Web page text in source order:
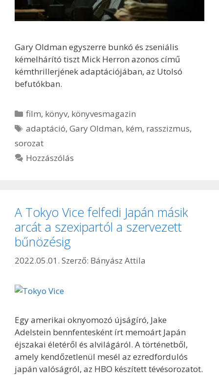
Gary Oldman egyszerre bunkó és zseniális
kémelhárító tiszt Mick Herron azonos című
kémthrillerjének adaptációjában, az Utolsó
befutókban.
Kategória
film, könyv, könyvesmagazin
Címkék
adaptáció,Gary Oldman, kém, rasszizmus,
sorozat
Hozzászólás
A Tokyo Vice felfedi Japán másik
arcát a szexipartól a szervezett
bűnözésig
2022.05.01. Szerző: Bányász Attila
Egy amerikai oknyomozó újságíró, Jake
Adelstein bennfentesként írt memoárt Japán
éjszakai életéről és alvilágáról. A történetből,
amely kendőzetlenül mesél az ezredfordulós
japán valóságról, az HBO készített tévésorozatot.